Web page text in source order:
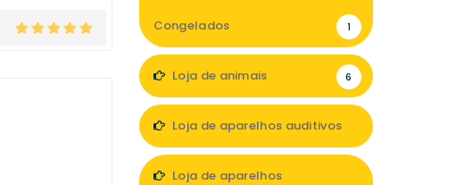
Congelados 1
Loja de animais 6
Loja de aparelhos auditivos
Loja de aparelhos